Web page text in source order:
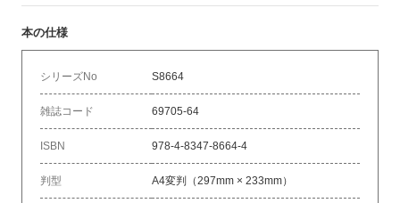
本の仕様
シリーズNo S8664
雑誌コード 69705-64
ISBN 978-4-8347-8664-4
判型 A4変判（297mm × 233mm）